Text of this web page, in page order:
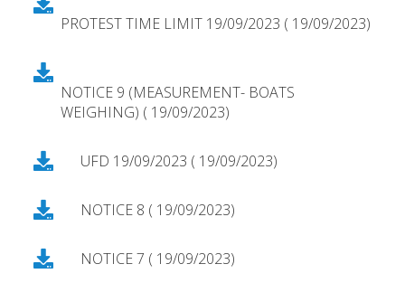
PROTEST TIME LIMIT 19/09/2023 ( 19/09/2023)
NOTICE 9 (MEASUREMENT- BOATS
WEIGHING) ( 19/09/2023)
UFD 19/09/2023 ( 19/09/2023)
NOTICE 8 ( 19/09/2023)
NOTICE 7 ( 19/09/2023)